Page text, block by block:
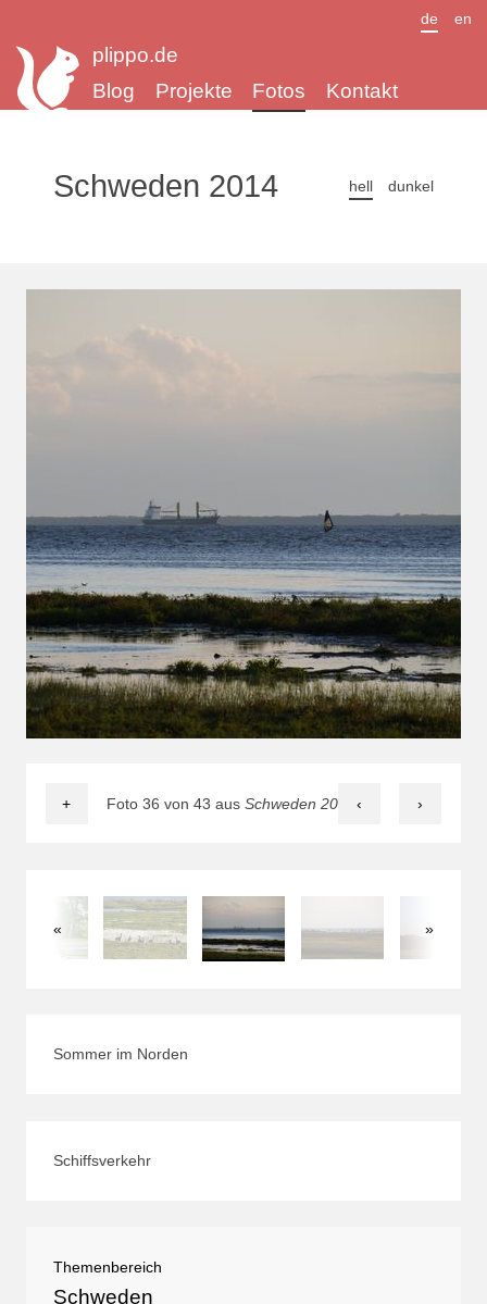
plippo.de
Blog
Projekte Fotos Kontakt
de en
Schweden 2014 hell dunkel
Foto 36 von 43 aus Schweden 2014
+ ‹ ›
« »
Sommer im Norden
Schiffsverkehr
Themenbereich
Schweden